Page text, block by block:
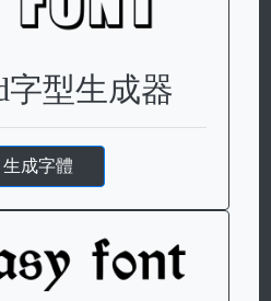
字型生成器
成字體